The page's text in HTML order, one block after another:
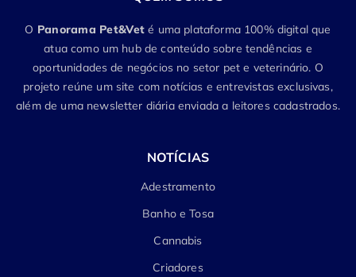
O Panorama Pet&Vet é uma plataforma 100% digital que
atua como um hub de conteúdo sobre tendências e
oportunidades de negócios no setor pet e veterinário. O
projeto reúne um site com notícias e entrevistas exclusivas,
além de uma newsletter diária enviada a leitores cadastrados.
NOTÍCIAS
Adestramento
Banho e Tosa
Cannabis
Criadores